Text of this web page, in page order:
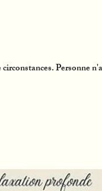
Personne